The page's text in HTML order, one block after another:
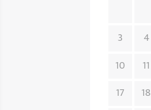
3 4
10 11
17 18